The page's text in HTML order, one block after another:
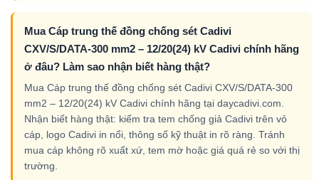
Mua Cáp trung thế đồng chống sét Cadivi
CXV/S/DATA-300 mm2 – 12/20(24) kV Cadivi chính hãng
ở đâu? Làm sao nhận biết hàng thật?
Mua Cáp trung thế đồng chống sét Cadivi CXV/S/DATA-300
mm2 – 12/20(24) kV Cadivi chính hãng tại daycadivi.com.
Nhận biết hàng thật: kiểm tra tem chống giả Cadivi trên vỏ
cáp, logo Cadivi in nổi, thông số kỹ thuật in rõ ràng. Tránh
mua cáp không rõ xuất xứ, tem mờ hoặc giá quá rẻ so với thị
trường.